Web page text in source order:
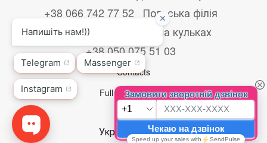
+38 066 742 77 52
Польська філія
+48533867723
Друк на кульках
+38 050 075 51 03
Contacts
Full version of site
© 2026
Укр Рус Eng